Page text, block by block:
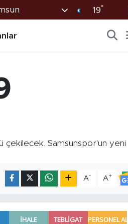
19°
çekilecek. Samsunspor'un yeni
A- A+